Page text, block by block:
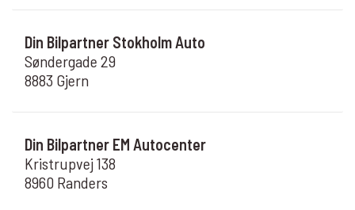
Din Bilpartner Stokholm Auto
Søndergade 29
8883 Gjern
Din Bilpartner EM Autocenter
Kristrupvej 138
8960 Randers